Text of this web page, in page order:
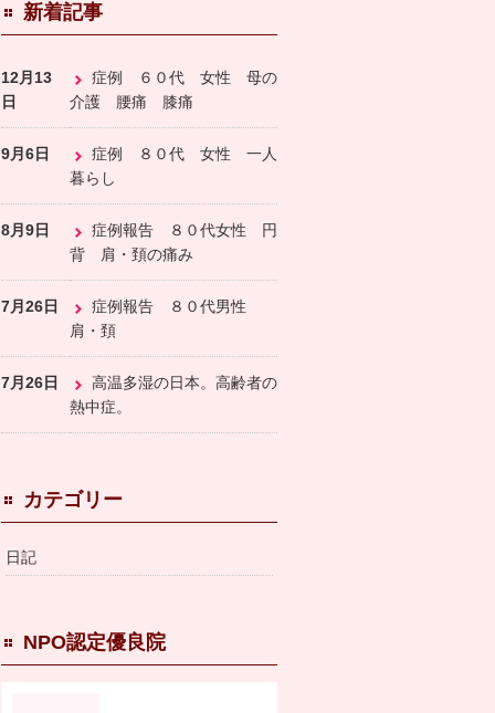
新着記事
12月13
日
症例 ６０代 女性 母の
介護 腰痛 膝痛
9月6日
症例 ８０代 女性 一人
暮らし
8月9日
症例報告 ８０代女性 円
背 肩・頚の痛み
7月26日
症例報告 ８０代男性
肩・頚
7月26日
高温多湿の日本。高齢者の
熱中症。
カテゴリー
日記
NPO認定優良院